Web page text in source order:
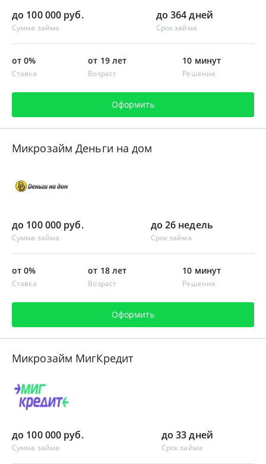
до 100 000 руб.
Сумма займа
до 364 дней
Срок займа
от 0%
Ставка
от 19 лет
Возраст
10 минут
Решение
Оформить
Микрозайм Деньги на дом
до 100 000 руб.
Сумма займа
до 26 недель
Срок займа
от 0%
Ставка
от 18 лет
Возраст
10 минут
Решение
Оформить
Микрозайм МигКредит
до 100 000 руб.
Сумма займа
до 33 дней
Срок займа